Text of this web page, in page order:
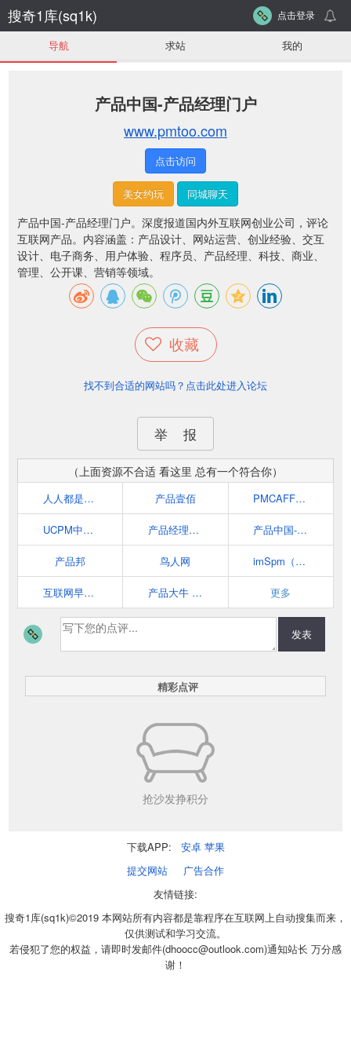
搜奇1库(sq1k) 点击登录
导航 求站 我的
产品中国-产品经理门户
www.pmtoo.com
点击访问
美女约玩 同城聊天
产品中国-产品经理门户。 深度报道国内外互联网创业公司，评论
互联网产品。内容涵盖：产品设计、网站运营、创业经验、交互
设计、电子商务、用户体验、程序员、产品经理、科技、商业、
管理、公开课、营销等领域。
收藏
找不到合适的网站吗？点击此处进入论坛
举 报
（上面资源不合适 看这里 总有一个符合你）
人人都是产品经理 产品壹佰 PMCAFF产品经理社区
UCPM中国产品经理联盟 产品经理导航|运营导航|设计师导航-阿猫阿狗导航 产品中国-产品经理门户
产品邦 鸟人网 imSpm（超级产品经理）
互联网早读课丨提倡慢阅读丨专注产品设计丨交互体验丨用户研究 产品大牛 | 让产品工作更简单,原型托管,在线PRD,需求池 更多
发表
精彩点评
抢沙发挣积分
下载APP: 安卓 苹果
提交网站
广告合作
友情链接:
搜奇1库(sq1k)©2019 本网站所有内容都是靠程序在互联网上自动搜集而来，
仅供测试和学习交流。
若侵犯了您的权益，请即时发邮件(dhoocc@outlook.com)通知站长 万分感
谢！